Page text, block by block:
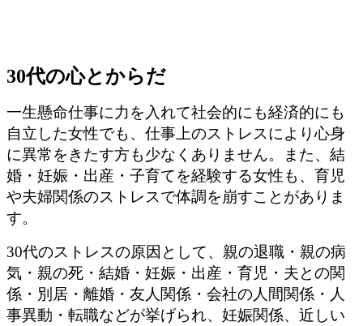
30代の心とからだ
一生懸命仕事に力を入れて社会的にも経済的にも
自立した女性でも、仕事上のストレスにより心身
に異常をきたす方も少なくありません。また、結
婚・妊娠・出産・子育てを経験する女性も、育児
や夫婦関係のストレスで体調を崩すことがありま
す。
30代のストレスの原因として、親の退職・親の病
気・親の死・結婚・妊娠・出産・育児・夫との関
係・別居・離婚・友人関係・会社の人間関係・人
事異動・転職などが挙げられ、妊娠関係、近しい